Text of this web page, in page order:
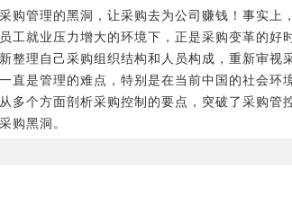
购管理的黑洞，让采购去为公司赚钱！事实上
工就业压力增大的环境下，正是采购变革的好
整理自己采购组织结构和人员构成，重新审视
直是管理的难点，特别是在当前中国的社会环
多个方面剖析采购控制的要点，突破了采购管
购黑洞。